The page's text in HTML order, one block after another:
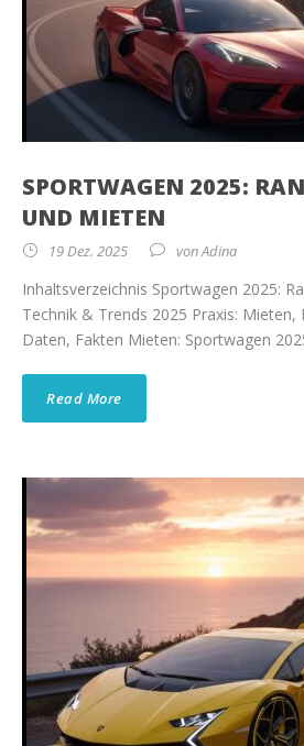
SPORTWAGEN 2025:
UND MIETEN
19 Dez. 2025 vonAdina
Inhaltsverzeichnis Sportwagen 2025:
Technik & Trends 2025 Praxis: Mieten,
Daten, Fakten Mieten: Sportwagen
Read More